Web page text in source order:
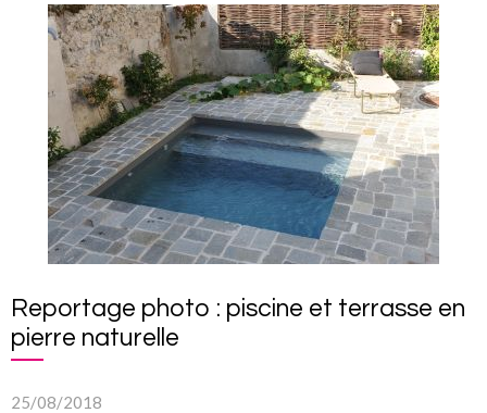
Reportage photo : piscine et terrasse en
pierre naturelle
25/08/2018